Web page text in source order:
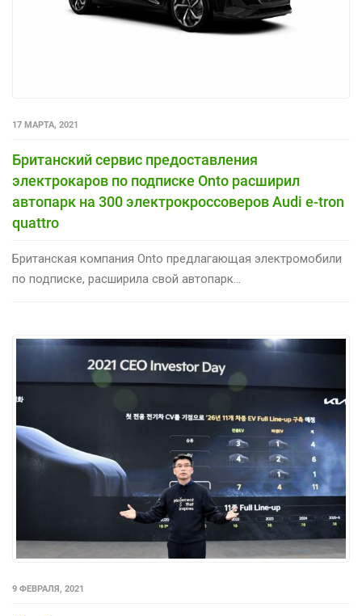
17 МАРТА, 2021
Британский сервис предоставления
электрокаров по подписке Onto расширил
автопарк на 300 электрокроссоверов Audi e-tron
quattro
Британская компания Onto предлагающая электромобили
по подписке, расширила свой автопарк...
9 ФЕВРАЛЯ, 2021